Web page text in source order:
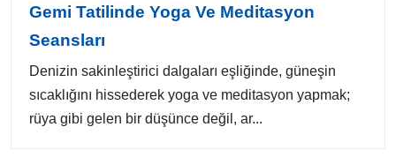
Gemi Tatilinde Yoga Ve Meditasyon
Seansları
Denizin sakinleştirici dalgaları eşliğinde, güneşin
sıcaklığını hissederek yoga ve meditasyon yapmak;
rüya gibi gelen bir düşünce değil, ar...